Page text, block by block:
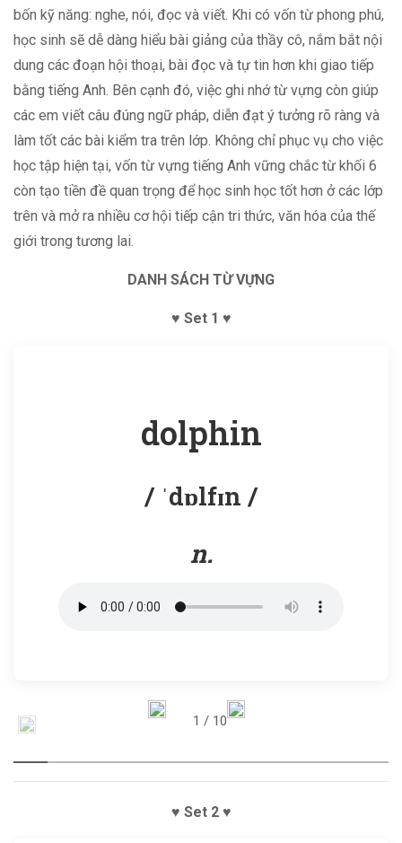
bốn kỹ năng: nghe, nói, đọc và viết. Khi có vốn từ phong phú,
học sinh sẽ dễ dàng hiểu bài giảng của thầy cô, nắm bắt nội
dung các đoạn hội thoại, bài đọc và tự tin hơn khi giao tiếp
bằng tiếng Anh. Bên cạnh đó, việc ghi nhớ từ vựng còn giúp
các em viết câu đúng ngữ pháp, diễn đạt ý tưởng rõ ràng và
làm tốt các bài kiểm tra trên lớp. Không chỉ phục vụ cho việc
học tập hiện tại, vốn từ vựng tiếng Anh vững chắc từ khối 6
còn tạo tiền đề quan trọng để học sinh học tốt hơn ở các lớp
trên và mở ra nhiều cơ hội tiếp cận tri thức, văn hóa của thế
giới trong tương lai.
DANH SÁCH TỪ VỰNG
♥ Set 1 ♥
dolphin
/ ˈdɒlfɪn /
n.
1 / 10
♥ Set 2 ♥